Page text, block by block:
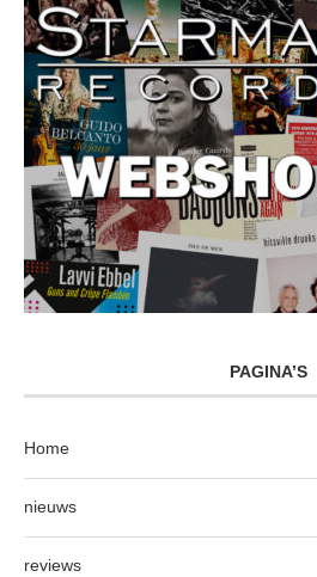
PAGINA’S
Home
nieuws
reviews